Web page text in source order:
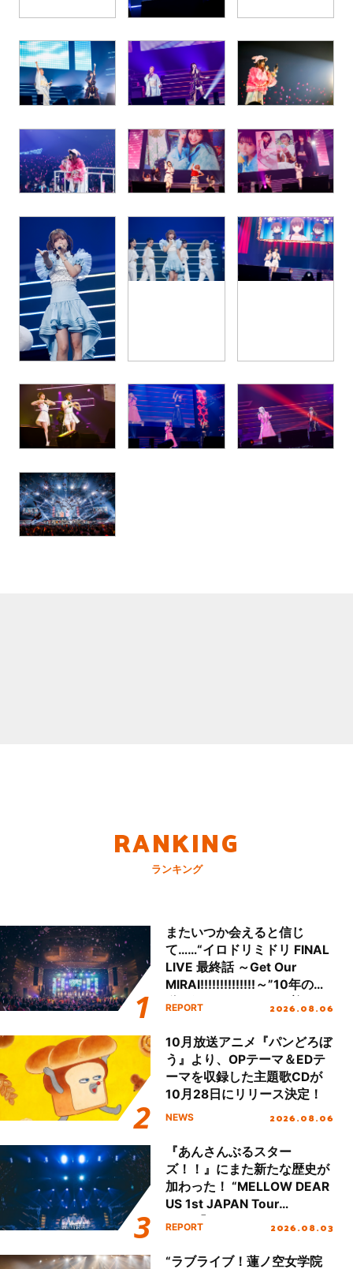
RANKING
ランキング
またいつか会えると信じ
て……“イロドリミドリ FINAL
LIVE 最終話 ～Get Our
MIRAI!!!!!!!!!!!!!!～”10年の活
動を経てファイナルを迎える
REPORT 2026.08.06
10月放送アニメ『パンどろぼ
う』より、OPテーマ＆EDテ
ーマを収録した主題歌CDが
10月28日にリリース決定！
NEWS 2026.08.06
『あんさんぶるスター
ズ！！』にまた新たな歴史が
加わった！ “MELLOW DEAR
US 1st JAPAN Tour
Final「NICE to meet YOU
ート!!
REPORT 2026.08.03
“ラブライブ！蓮ノ空女学院